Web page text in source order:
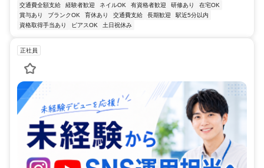
交通費全額支給
経験者歓迎 ネイルOK 有資格者歓迎 研修あり
在宅OK
賞与あり
ブランクOK 育休あり 交通費支給 長期歓迎
駅近5分以内
資格取得手当あり
ピアスOK 土日祝休み
正社員